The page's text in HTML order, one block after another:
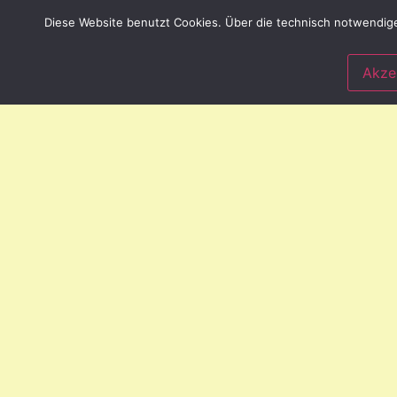
Unsere
Diese Website benutzt Cookies. Über die technisch